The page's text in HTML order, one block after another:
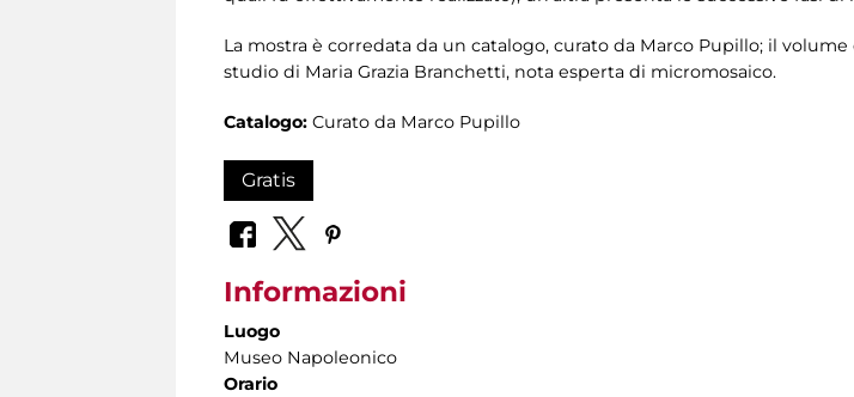
La mostra è corredata da un catalogo, curato da Marco Pupillo; il
studio di Maria Grazia Branchetti, nota esperta di micromosaico.
Catalogo: Curato da Marco Pupillo
Gratis
Informazioni
Luogo
Museo Napoleonico
Orario